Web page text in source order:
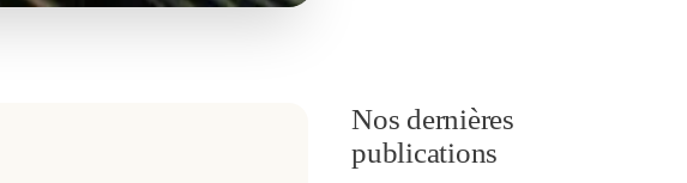
Nos dernières
publications